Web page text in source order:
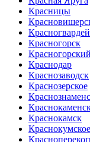
Красницы
Красногорск
Красногорский
Краснодар
Краснозаводск
Краснозерское
Краснокамск
Краснокумское